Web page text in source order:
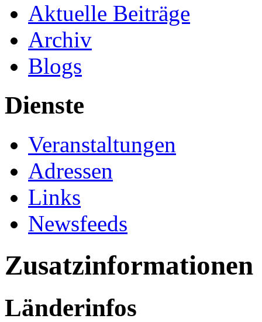
Aktuelle Beiträge
Archiv
Blogs
Dienste
Veranstaltungen
Adressen
Links
Newsfeeds
Zusatzinformationen
Länderinfos